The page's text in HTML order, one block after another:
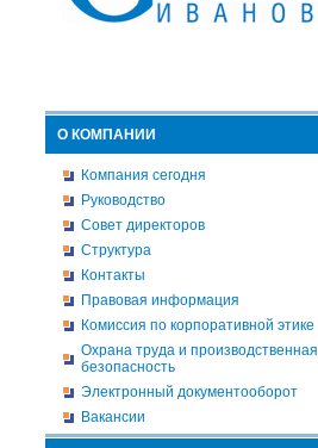
О КОМПАНИИ
Компания сегодня
Руководство
Совет директоров
Структура
Контакты
Правовая информация
Комиссия по корпоративной этике
Охрана труда и производственная
безопасность
Электронный документооборот
Вакансии